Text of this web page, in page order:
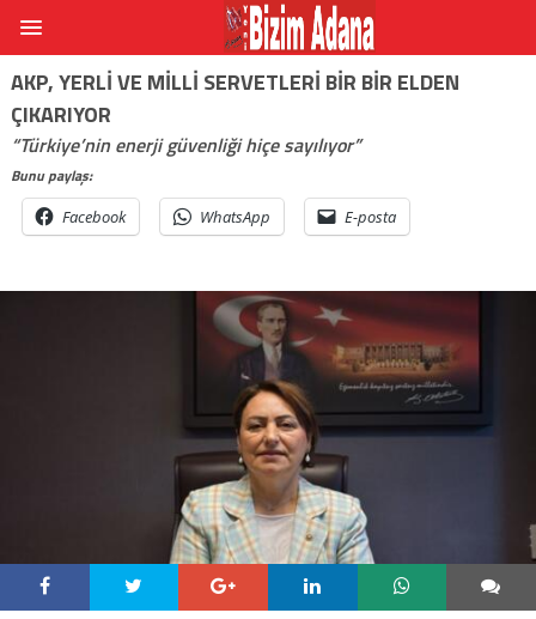
AKP, YERLI VE MILLI SERVETLERI BIR BIR ELDEN
ÇIKARIYOR
“Türkiye’nin enerji güvenliği hiçe sayılıyor”
Bunu paylaş:
Facebook WhatsApp E-posta